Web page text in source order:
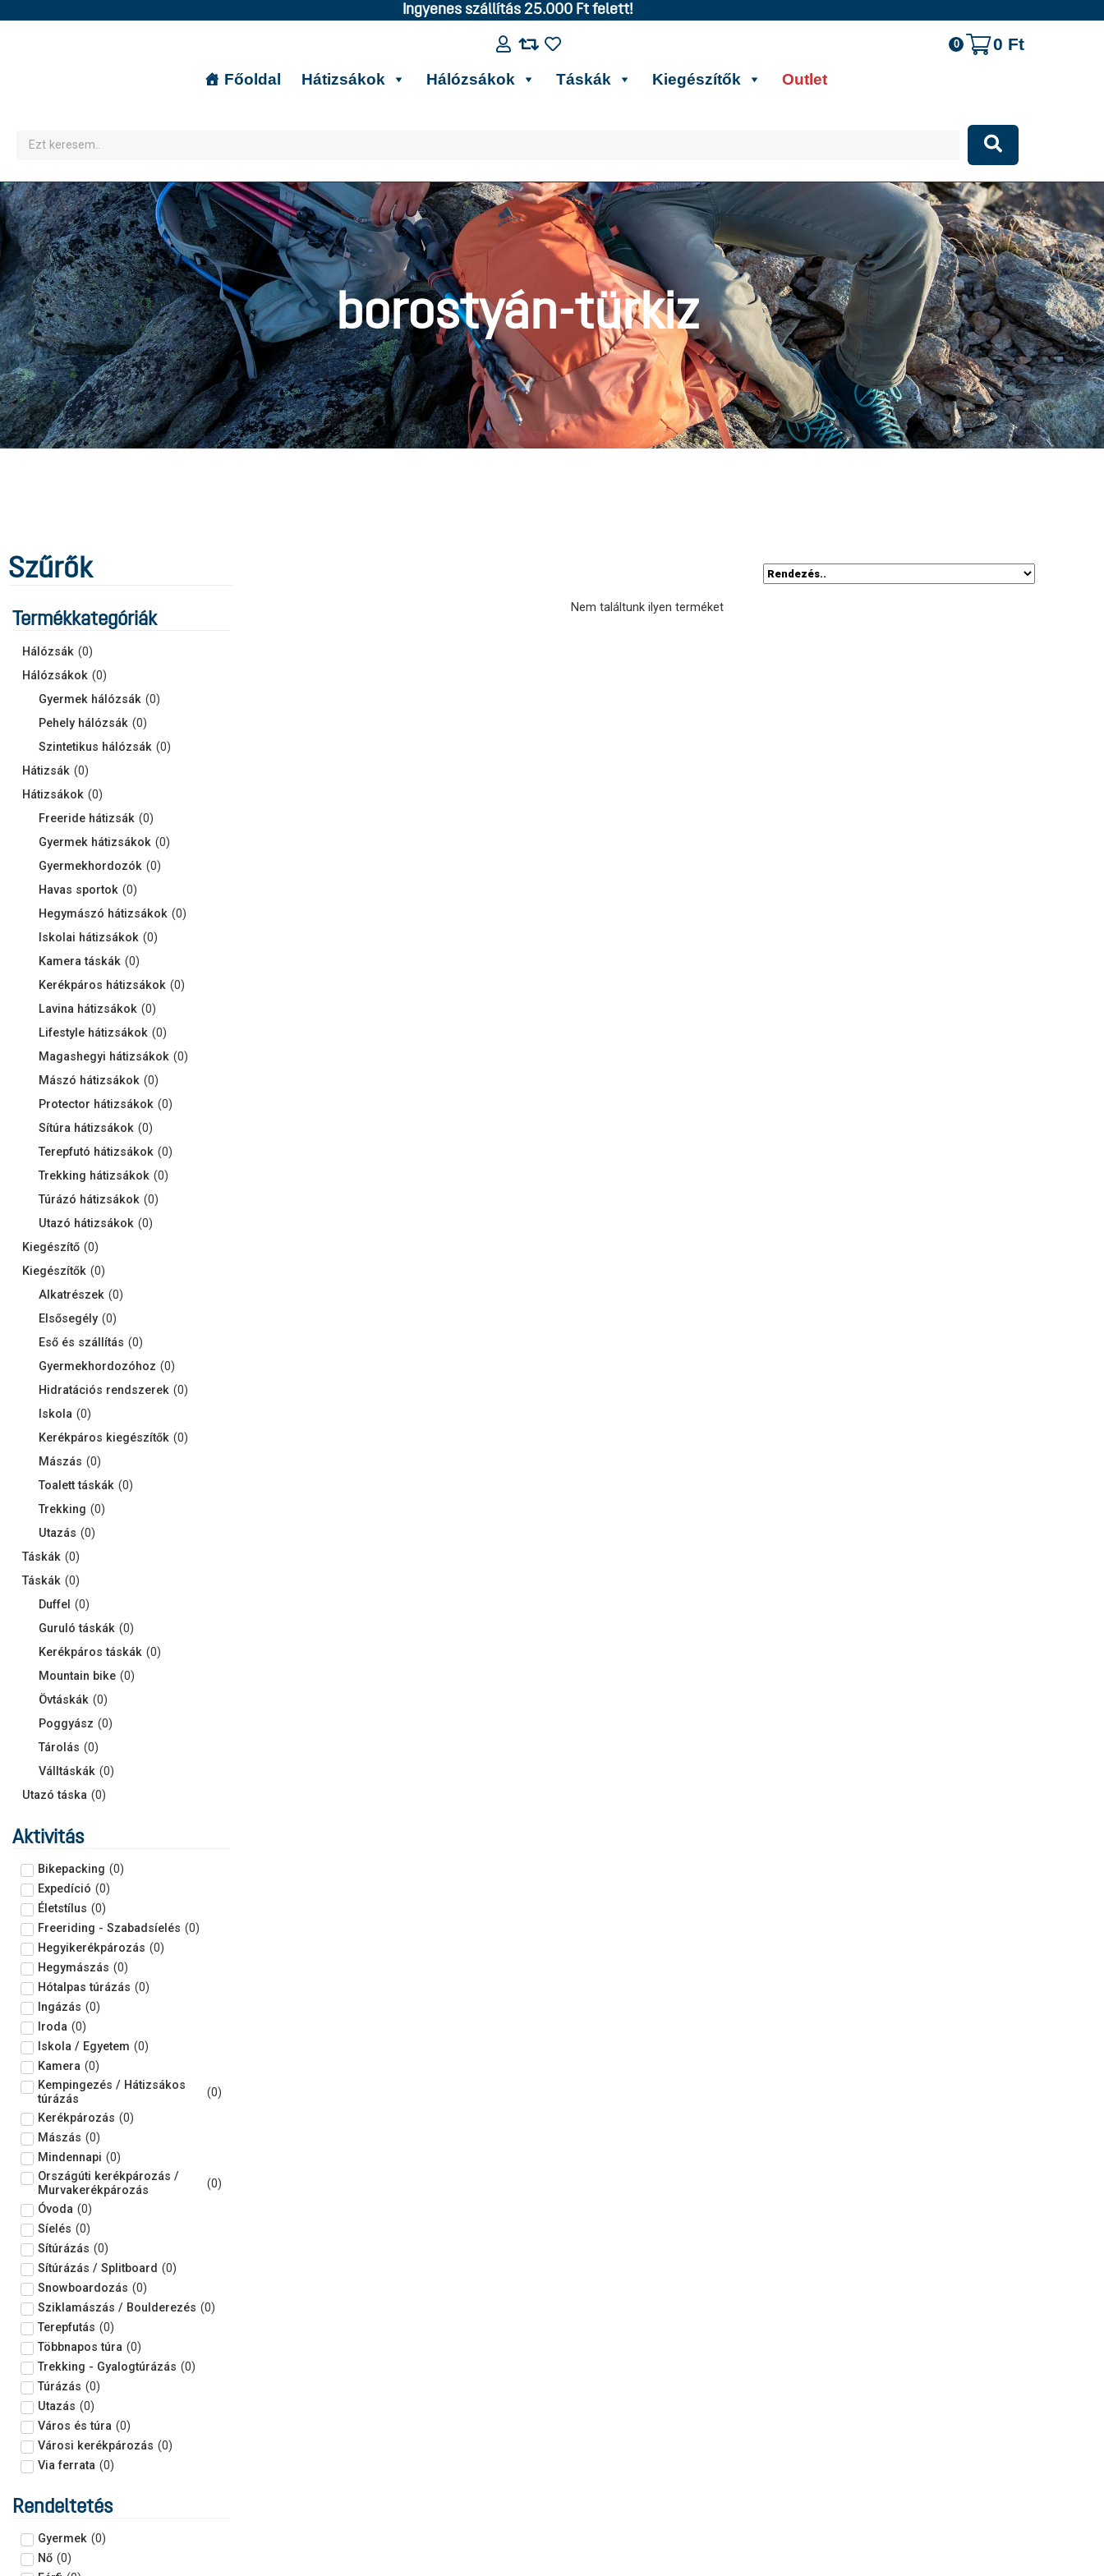
Ingyenes szállítás 25.000 Ft felett!
0 0 Ft
Főoldal Hátizsákok Hálózsákok Táskák Kiegészítők Outlet
borostyán-türkiz
Szűrők
Termékkategóriák
Hálózsák (0)
Hálózsákok (0)
Gyermek hálózsák (0)
Pehely hálózsák (0)
Szintetikus hálózsák (0)
Hátizsák (0)
Hátizsákok (0)
Freeride hátizsák (0)
Gyermek hátizsákok (0)
Gyermekhordozók (0)
Havas sportok (0)
Hegymászó hátizsákok (0)
Iskolai hátizsákok (0)
Kamera táskák (0)
Kerékpáros hátizsákok (0)
Lavina hátizsákok (0)
Lifestyle hátizsákok (0)
Magashegyi hátizsákok (0)
Mászó hátizsákok (0)
Protector hátizsákok (0)
Sítúra hátizsákok (0)
Terepfutó hátizsákok (0)
Trekking hátizsákok (0)
Túrázó hátizsákok (0)
Utazó hátizsákok (0)
Kiegészítő (0)
Kiegészítők (0)
Alkatrészek (0)
Elsősegély (0)
Eső és szállítás (0)
Gyermekhordozóhoz (0)
Hidratációs rendszerek (0)
Iskola (0)
Kerékpáros kiegészítők (0)
Mászás (0)
Toalett táskák (0)
Trekking (0)
Utazás (0)
Táskák (0)
Táskák (0)
Duffel (0)
Guruló táskák (0)
Kerékpáros táskák (0)
Mountain bike (0)
Övtáskák (0)
Poggyász (0)
Tárolás (0)
Válltáskák (0)
Utazó táska (0)
Aktivitás
Bikepacking (0)
Expedíció (0)
Életstílus (0)
Freeriding - Szabadsíelés (0)
Hegyikerékpározás (0)
Hegymászás (0)
Hótalpas túrázás (0)
Ingázás (0)
Iroda (0)
Iskola / Egyetem (0)
Kamera (0)
Kempingezés / Hátizsákos
túrázás
(0)
Kerékpározás (0)
Mászás (0)
Mindennapi (0)
Országúti kerékpározás /
Murvakerékpározás
(0)
Óvoda (0)
Síelés (0)
Sítúrázás (0)
Sítúrázás / Splitboard (0)
Snowboardozás (0)
Sziklamászás / Boulderezés (0)
Terepfutás (0)
Többnapos túra (0)
Trekking - Gyalogtúrázás (0)
Túrázás (0)
Utazás (0)
Város és túra (0)
Városi kerékpározás (0)
Via ferrata (0)
Rendeltetés
Gyermek (0)
Nő (0)
Nem találtunk ilyen terméket